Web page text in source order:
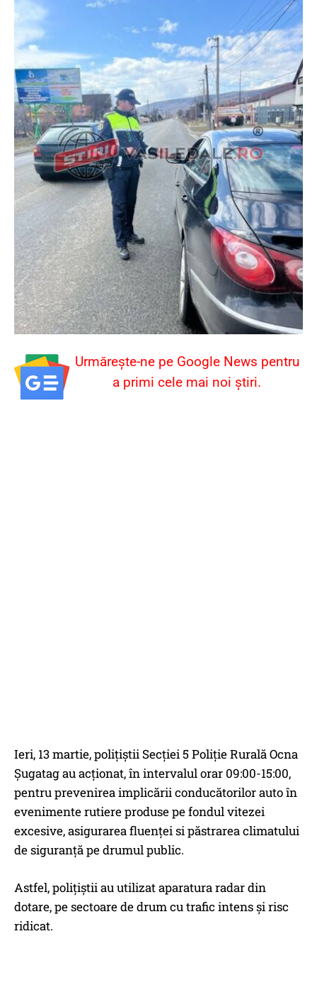
Urmărește-ne pe Google News pentru
a primi cele mai noi știri.
Ieri, 13 martie, poliţiştii Secţiei 5 Poliție Rurală Ocna
Șugatag au acționat, în intervalul orar 09:00-15:00,
pentru prevenirea implicării conducătorilor auto în
evenimente rutiere produse pe fondul vitezei
excesive, asigurarea fluenţei si păstrarea climatului
de siguranță pe drumul public.
Astfel, poliţiştii au utilizat aparatura radar din
dotare, pe sectoare de drum cu trafic intens şi risc
ridicat.